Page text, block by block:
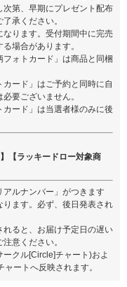
第、早期にプレゼント配布
承ください。
ります。受付期間中に完売
場合があります。
ォトカード」は商品と同梱
ード」はご予約と同時に自
要ございません。
ード」は当選者様のみに後
【ラッキードロー対象商
ルナンバー」がつきます
ます。必ず、後日発表され
ると、お届け予定日の遅い
意ください。
クル[Circle]チャート)およ
ートへ反映されます。